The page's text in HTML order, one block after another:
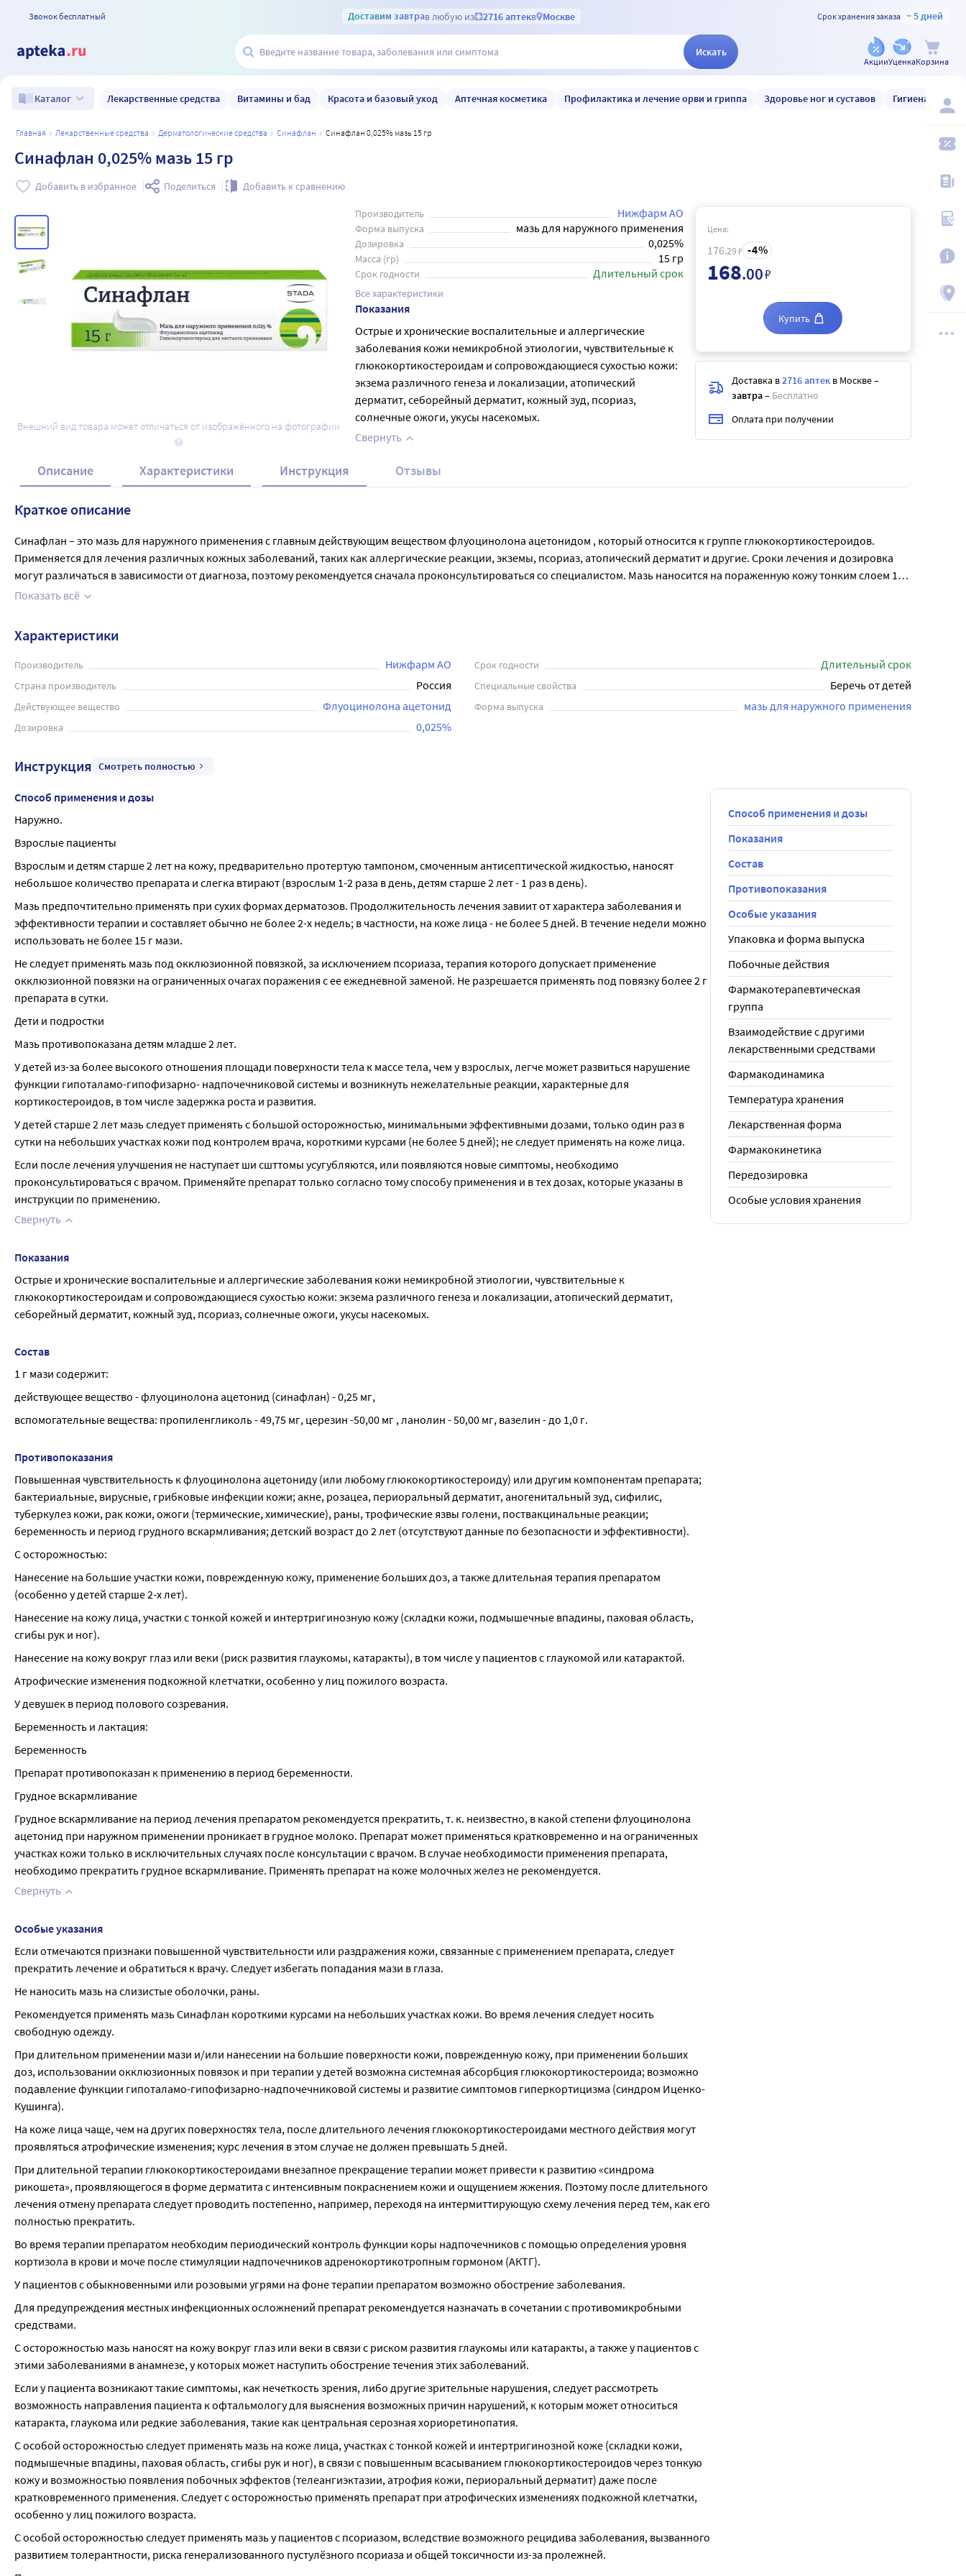
Звонок бесплатный Доставим завтрав любую из 2716 аптекв Москве Срок хранения заказа ~ 5 дней
Искать
АкцииУценкаКорзина
Каталог Лекарственные средства Витамины и бад Красота и базовый уход Аптечная косметика Профилактика и лечение орви и гриппа Здоровье ног и суставов Гигиена и уход
главная лекарственные средства дерматологические средства синафлан Синафлан 0,025% мазь 15 гр
Синафлан 0,025% мазь 15 гр
Добавить в избранное Поделиться Добавить к сравнению
Внешний вид товара может отличаться от изображённого на фотографии
Производитель Нижфарм АО
Форма выпуска мазь для наружного применения
Дозировка 0,025%
Масса (гр) 15 гр
Срок годности Длительный срок
Все характеристики
Показания
Острые и хронические воспалительные и аллергические
заболевания кожи немикробной этиологии, чувствительные к
глюкокортикостероидам и сопровождающиеся сухостью кожи:
экзема различного генеза и локализации, атопический
дерматит, себорейный дерматит, кожный зуд, псориаз,
солнечные ожоги, укусы насекомых.
Свернуть
Цена:
176.29₽ 4
168.00₽
Купить
Доставка в2716 аптек в Москве–
завтра– Бесплатно
Оплата при получении
Описание Характеристики Инструкция Отзывы
Краткое описание
Синафлан – это мазь для наружного применения с главным действующим веществом флуоцинолона ацетонидом , который относится к группе глюкокортикостероидов.
Применяется для лечения различных кожных заболеваний, таких как аллергические реакции, экземы, псориаз, атопический дерматит и другие. Сроки лечения и дозировка
могут различаться в зависимости от диагноза, поэтому рекомендуется сначала проконсультироваться со специалистом. Мазь наносится на пораженную кожу тонким слоем 1-2
раза в день и аккуратно втирается до полного впитывания. В комплексной терапии может использоваться сочетание с другими препаратами. Противопоказаниями являются
Показать всё
Характеристики
Производитель Нижфарм АО Срок годности Длительный срок
Страна производитель Россия Специальные свойства Беречь от детей
Действующее вещество Флуоцинолона ацетонид Форма выпуска мазь для наружного применения
Дозировка 0,025%
Инструкция Смотреть полностью
Способ применения и дозы
Наружно.
Взрослые пациенты
Взрослым и детям старше 2 лет на кожу, предварительно протертую тампоном, смоченным антисептической жидкостью, наносят
небольшое количество препарата и слегка втирают (взрослым 1-2 раза в день, детям старше 2 лет - 1 раз в день).
Мазь предпочтительно применять при сухих формах дерматозов. Продолжительность лечения завиит от характера заболевания и
эффективности терапии и составляет обычно не более 2-х недель; в частности, на коже лица - не более 5 дней. В течение недели можно
использовать не более 15 г мази.
Не следует применять мазь под окклюзионной повязкой, за исключением псориаза, терапия которого допускает применение
окклюзионной повязки на ограниченных очагах поражения с ее ежедневной заменой. Не разрешается применять под повязку более 2 г
препарата в сутки.
Дети и подростки
Мазь противопоказана детям младше 2 лет.
У детей из-за более высокого отношения площади поверхности тела к массе тела, чем у взрослых, легче может развиться нарушение
функции гипоталамо-гипофизарно- надпочечниковой системы и возникнуть нежелательные реакции, характерные для
кортикостероидов, в том числе задержка роста и развития.
У детей старше 2 лет мазь следует применять с большой осторожностью, минимальными эффективными дозами, только один раз в
сутки на небольших участках кожи под контролем врача, короткими курсами (не более 5 дней); не следует применять на коже лица.
Если после лечения улучшения не наступает ши сшттомы усугубляются, или появляются новые симптомы, необходимо
проконсультироваться с врачом. Применяйте препарат только согласно тому способу применения и в тех дозах, которые указаны в
инструкции по применению.
Свернуть
Показания
Острые и хронические воспалительные и аллергические заболевания кожи немикробной этиологии, чувствительные к
глюкокортикостероидам и сопровождающиеся сухостью кожи: экзема различного генеза и локализации, атопический дерматит,
себорейный дерматит, кожный зуд, псориаз, солнечные ожоги, укусы насекомых.
Состав
1 г мази содержит:
действующее вещество - флуоцинолона ацетонид (синафлан) - 0,25 мг,
вспомогательные вещества: пропиленгликоль - 49,75 мг, церезин -50,00 мг , ланолин - 50,00 мг, вазелин - до 1,0 г.
Противопоказания
Повышенная чувствительность к флуоцинолона ацетониду (или любому глюкокортикостероиду) или другим компонентам препарата;
бактериальные, вирусные, грибковые инфекции кожи; акне, розацеа, периоральный дерматит, аногенитальный зуд, сифилис,
туберкулез кожи, рак кожи, ожоги (термические, химические), раны, трофические язвы голени, поствакцинальные реакции;
беременность и период грудного вскармливания; детский возраст до 2 лет (отсутствуют данные по безопасности и эффективности).
С осторожностью:
Нанесение на большие участки кожи, поврежденную кожу, применение больших доз, а также длительная терапия препаратом
(особенно у детей старше 2-х лет).
Нанесение на кожу лица, участки с тонкой кожей и интертригинозную кожу (складки кожи, подмышечные впадины, паховая область,
сгибы рук и ног).
Нанесение на кожу вокруг глаз или веки (риск развития глаукомы, катаракты), в том числе у пациентов с глаукомой или катарактой.
Атрофические изменения подкожной клетчатки, особенно у лиц пожилого возраста.
У девушек в период полового созревания.
Беременность и лактация:
Беременность
Препарат противопоказан к применению в период беременности.
Грудное вскармливание
Грудное вскармливание на период лечения препаратом рекомендуется прекратить, т. к. неизвестно, в какой степени флуоцинолона
ацетонид при наружном применении проникает в грудное молоко. Препарат может применяться кратковременно и на ограниченных
участках кожи только в исключительных случаях после консультации с врачом. В случае необходимости применения препарата,
необходимо прекратить грудное вскармливание. Применять препарат на коже молочных желез не рекомендуется.
Свернуть
Особые указания
Если отмечаются признаки повышенной чувствительности или раздражения кожи, связанные с применением препарата, следует
прекратить лечение и обратиться к врачу. Следует избегать попадания мази в глаза.
Не наносить мазь на слизистые оболочки, раны.
Рекомендуется применять мазь Синафлан короткими курсами на небольших участках кожи. Во время лечения следует носить
свободную одежду.
При длительном применении мази и/или нанесении на большие поверхности кожи, поврежденную кожу, при применении больших
доз, использовании окклюзионных повязок и при терапии у детей возможна системная абсорбция глюкокортикостероида; возможно
подавление функции гипоталамо-гипофизарно-надпочечниковой системы и развитие симптомов гиперкортицизма (синдром Иценко-
Кушинга).
На коже лица чаще, чем на других поверхностях тела, после длительного лечения глюкокортикостероидами местного действия могут
проявляться атрофические изменения; курс лечения в этом случае не должен превышать 5 дней.
При длительной терапии глюкокортикостероидами внезапное прекращение терапии может привести к развитию «синдрома
рикошета», проявляющегося в форме дерматита с интенсивным покраснением кожи и ощущением жжения. Поэтому после длительного
лечения отмену препарата следует проводить постепенно, например, переходя на интермиттирующую схему лечения перед тем, как его
полностью прекратить.
Во время терапии препаратом необходим периодический контроль функции коры надпочечников с помощью определения уровня
кортизола в крови и моче после стимуляции надпочечников адренокортикотропным гормоном (АКТГ).
У пациентов с обыкновенными или розовыми угрями на фоне терапии препаратом возможно обострение заболевания.
Для предупреждения местных инфекционных осложнений препарат рекомендуется назначать в сочетании с противомикробными
средствами.
С осторожностью мазь наносят на кожу вокруг глаз или веки в связи с риском развития глаукомы или катаракты, а также у пациентов с
этими заболеваниями в анамнезе, у которых может наступить обострение течения этих заболеваний.
Если у пациента возникают такие симптомы, как нечеткость зрения, либо другие зрительные нарушения, следует рассмотреть
возможность направления пациента к офтальмологу для выяснения возможных причин нарушений, к которым может относиться
катаракта, глаукома или редкие заболевания, такие как центральная серозная хориоретинопатия.
С особой осторожностью следует применять мазь на коже лица, участках с тонкой кожей и интертригинозной коже (складки кожи,
подмышечные впадины, паховая область, сгибы рук и ног), в связи с повышенным всасыванием глюкокортикостероидов через тонкую
кожу и возможностью появления побочных эффектов (телеангиэктазии, атрофия кожи, периоральный дерматит) даже после
кратковременного применения. Следует с осторожностью применять препарат при атрофических изменениях подкожной клетчатки,
особенно у лиц пожилого возраста.
С особой осторожностью следует применять мазь у пациентов с псориазом, вследствие возможного рецидива заболевания, вызванного
развитием толерантности, риска генерализованного пустулёзного псориаза и общей токсичности из-за пролежней.
Способ применения и дозы
Показания
Состав
Противопоказания
Особые указания
Упаковка и форма выпуска
Побочные действия
Фармакотерапевтическая
группа
Взаимодействие с другими
лекарственными средствами
Фармакодинамика
Температура хранения
Лекарственная форма
Фармакокинетика
Передозировка
Особые условия хранения